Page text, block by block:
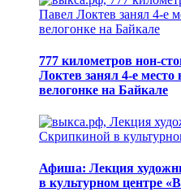
777 километров нон-
Локтев занял 4-е место
велогонке на Байкале
Афиша: Лекция
в культурном центре